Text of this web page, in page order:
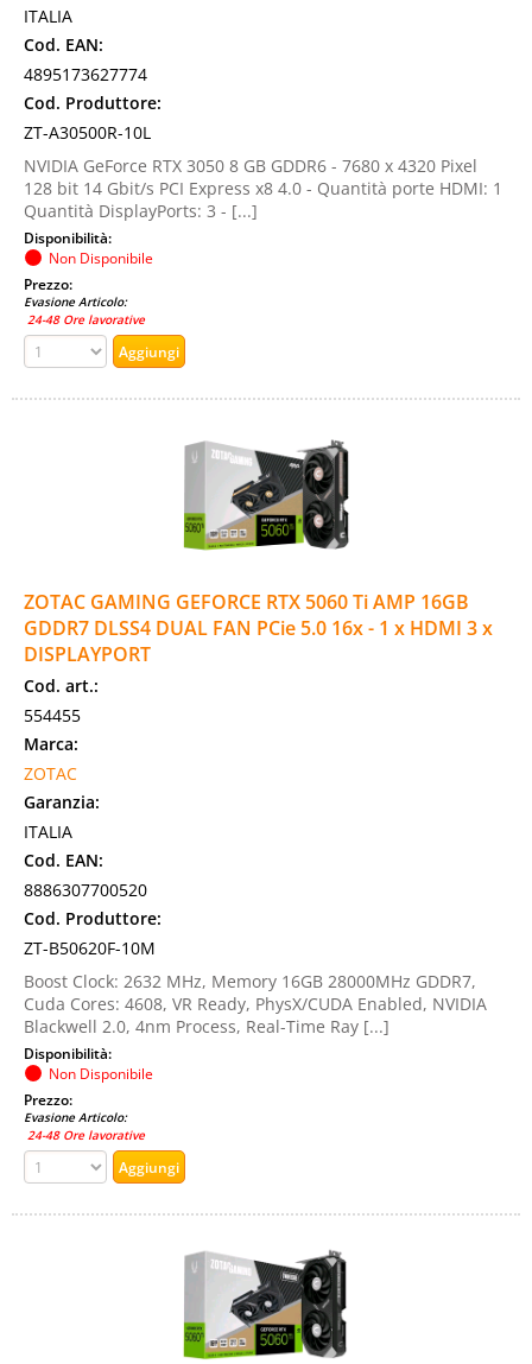
ITALIA
Cod. EAN:
4895173627774
Cod. Produttore:
ZT-A30500R-10L
NVIDIA GeForce RTX 3050 8 GB GDDR6 - 7680 x 4320 Pixel
128 bit 14 Gbit/s PCI Express x8 4.0 - Quantità porte HDMI: 1
Quantità DisplayPorts: 3 - [...]
Disponibilità:
Non Disponibile
Prezzo:
Evasione Articolo:
24-48 Ore lavorative
ZOTAC GAMING GEFORCE RTX 5060 Ti AMP 16GB
GDDR7 DLSS4 DUAL FAN PCie 5.0 16x - 1 x HDMI 3 x
DISPLAYPORT
Cod. art.:
554455
Marca:
ZOTAC
Garanzia:
ITALIA
Cod. EAN:
8886307700520
Cod. Produttore:
ZT-B50620F-10M
Boost Clock: 2632 MHz, Memory 16GB 28000MHz GDDR7,
Cuda Cores: 4608, VR Ready, PhysX/CUDA Enabled, NVIDIA
Blackwell 2.0, 4nm Process, Real-Time Ray [...]
Disponibilità:
Non Disponibile
Prezzo:
Evasione Articolo:
24-48 Ore lavorative